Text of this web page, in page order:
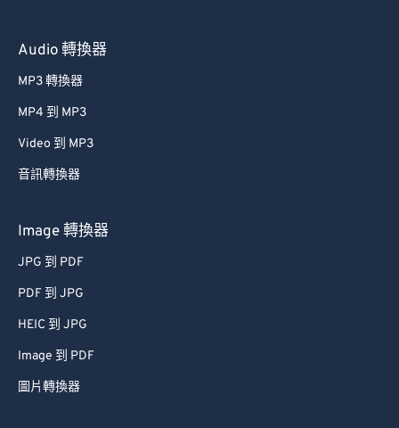
Audio 轉換器
MP3 轉換器
MP4 到 MP3
Video 到 MP3
音訊轉換器
Image 轉換器
JPG 到 PDF
PDF 到 JPG
HEIC 到 JPG
Image 到 PDF
圖片轉換器